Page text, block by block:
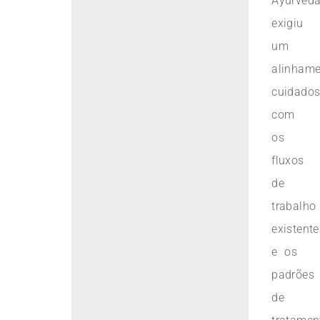
exigiu
um
com
os
fluxos
de
trabalho
e os
padrões
de